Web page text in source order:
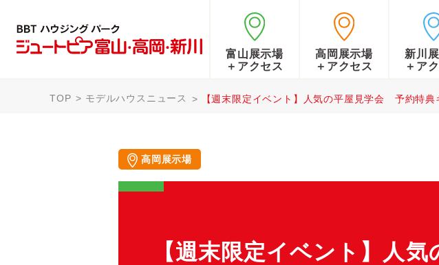
富山展示場
＋アクセス
高岡展示場
＋アクセス
新川
＋ア
TOP モデルハウスニュース 【週末限定イベント】人気の平屋見学会 予約特
高岡展示場
【週末限定イベント】人